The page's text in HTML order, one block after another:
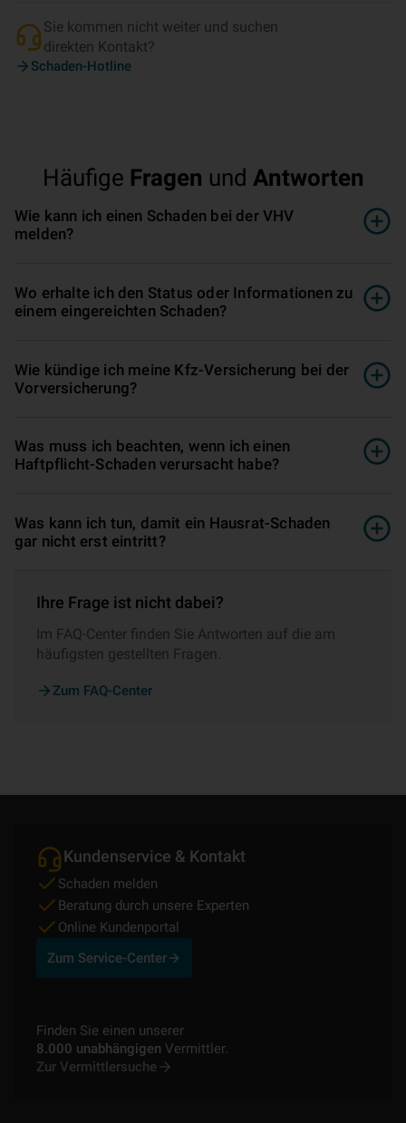
Sie kommen nicht weiter und suchen
direkten Kontakt?
Schaden-Hotline
Häufige Fragen und Antworten
Wie kann ich einen Schaden bei der VHV
melden?
Wo erhalte ich den Status oder Informationen zu
einem eingereichten Schaden?
Wie kündige ich meine Kfz-Versicherung bei der
Vorversicherung?
Was muss ich beachten, wenn ich einen
Haftpflicht-Schaden verursacht habe?
Was kann ich tun, damit ein Hausrat-Schaden
gar nicht erst eintritt?
Ihre Frage ist nicht dabei?
Im FAQ-Center finden Sie Antworten auf die am
häufigsten gestellten Fragen.
Zum FAQ-Center
Kundenservice & Kontakt
Schaden melden
Beratung durch unsere Experten
Online Kundenportal
Zum Service-Center
Finden Sie einen unserer
8.000 unabhängigen Vermittler.
Zur Vermittlersuche